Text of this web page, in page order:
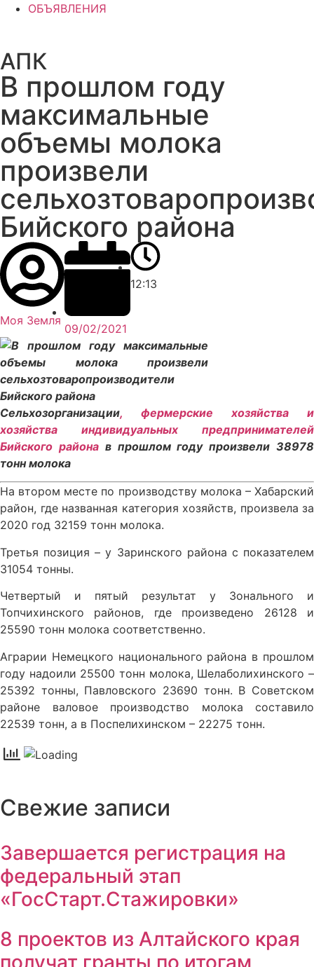
ОБЪЯВЛЕНИЯ
АПК
В прошлом году
максимальные
объемы молока
произвели
Бийского района
Моя Земля
09/02/2021
12:13
Сельхозорганизации, фермерские хозяйства и
хозяйства индивидуальных предпринимателей
Бийского районав прошлом году произвели 38978
тонн молока
На втором месте по производству молока – Хабарский
район, где названная категория хозяйств, произвела за
2020 год 32159 тонн молока.
Третья позиция – у Заринского района с показателем
31054 тонны.
Четвертый и пятый результат у Зонального и
Топчихинского районов, где произведено 26128 и
25590 тонн молока соответственно.
Аграрии Немецкого национального района в прошлом
году надоили 25500 тонн молока, Шелаболихинского –
25392 тонны, Павловского 23690 тонн. В Советском
районе валовое производство молока составило
22539 тонн, а в Поспелихинском – 22275 тонн.
Свежие записи
Завершается регистрация на
федеральный этап
«ГосСтарт.Стажировки»
8 проектов из Алтайского края